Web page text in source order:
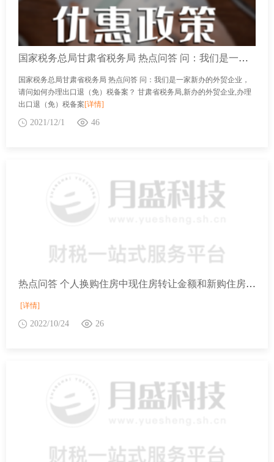
国家税务总局甘肃省税务局 热点问答 问：我们是一家新办的外贸企业，请问如何办理出口退（免）税备案？
国家税务总局甘肃省税务局 热点问答 问：我们是一家新办的外贸企业，
请问如何办理出口退（免）税备案？ 甘肃省税务局,新办的外贸企业,办理
出口退（免）税备案[详情]
2021/12/1 46
热点问答 个人换购住房中现住房转让金额和新购住房金额计算退税金额是否包含增值税？
[详情]
2022/10/24 26